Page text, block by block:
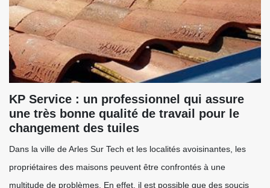
KP Service : un professionnel qui assure
une très bonne qualité de travail pour le
changement des tuiles
Dans la ville de Arles Sur Tech et les localités avoisinantes, les
propriétaires des maisons peuvent être confrontés à une
multitude de problèmes. En effet, il est possible que des soucis